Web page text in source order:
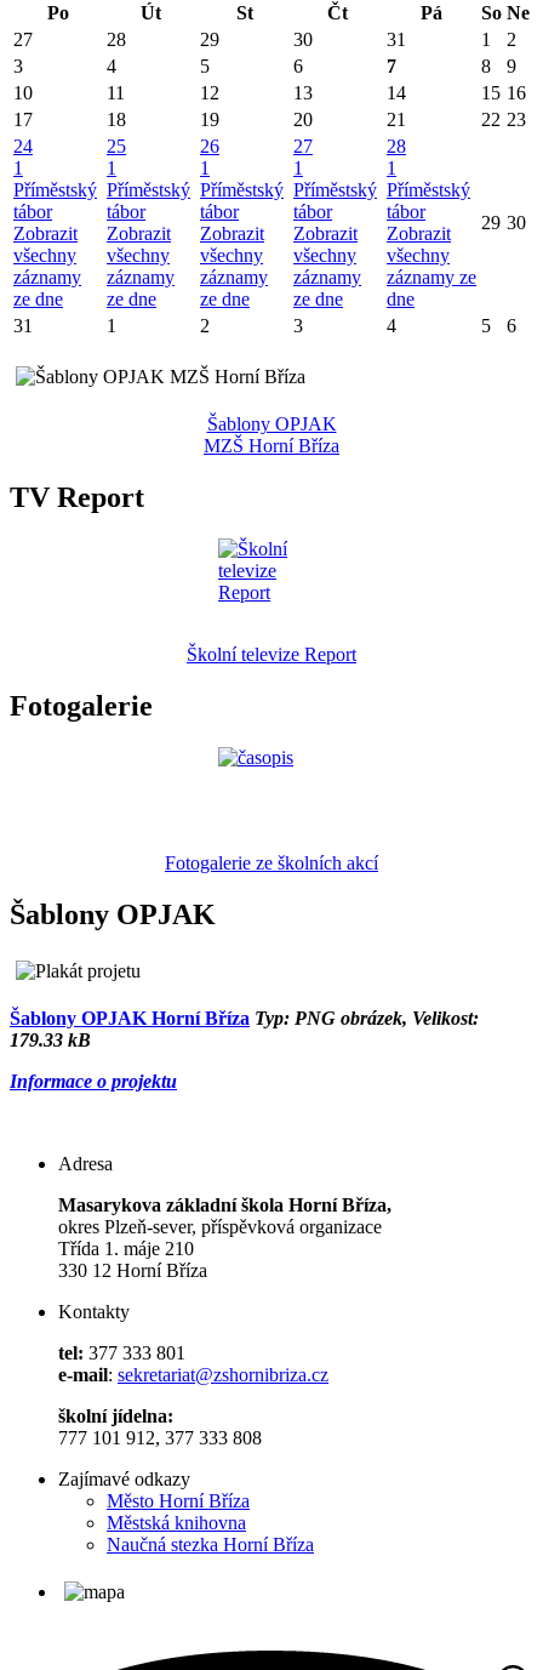
Po
Út St Čt Pá So Ne
27
28 29 30 31 1
2
3
4 5 6 7 8
9
10
11 12 13 14 15 16
17
18 19 20 21 22 23
24
1
Příměstský
tábor
Zobrazit
všechny
záznamy
ze dne
25
1
Příměstský
tábor
Zobrazit
všechny
záznamy
ze dne
26
1
Příměstský
tábor
Zobrazit
všechny
záznamy
ze dne
27
1
Příměstský
tábor
Zobrazit
všechny
záznamy
ze dne
28
1
Příměstský
tábor
Zobrazit
všechny
záznamy ze
dne
29 30
31 1 2 3 4 5 6
Šablony OPJAK
MZŠ Horní Bříza
TV Report
Školní televize Report
Fotogalerie
Fotogalerie ze školních akcí
Šablony OPJAK
Šablony OPJAK Horní Bříza Typ: PNG obrázek, Velikost:
179.33 kB
Informace o projektu
Adresa
Masarykova základní škola Horní Bříza,
okres Plzeň-sever, příspěvková organizace
Třída 1. máje 210
330 12 Horní Bříza
Kontakty
tel: 377 333 801
e-mail: sekretariat@zshornibriza.cz
školní jídelna:
777 101 912, 377 333 808
Zajímavé odkazy
Město Horní Bříza
Městská knihovna
Naučná stezka Horní Bříza